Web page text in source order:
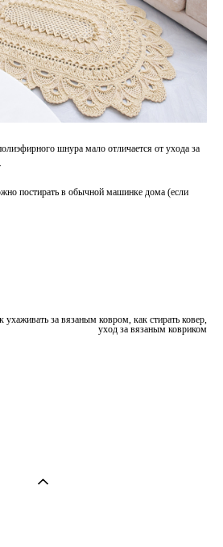
шнура мало отличается от ухода за
постирать в обычной машинке дома (если
ухаживать за вязаным ковром, как стирать ковер,
уход за вязаным ковриком